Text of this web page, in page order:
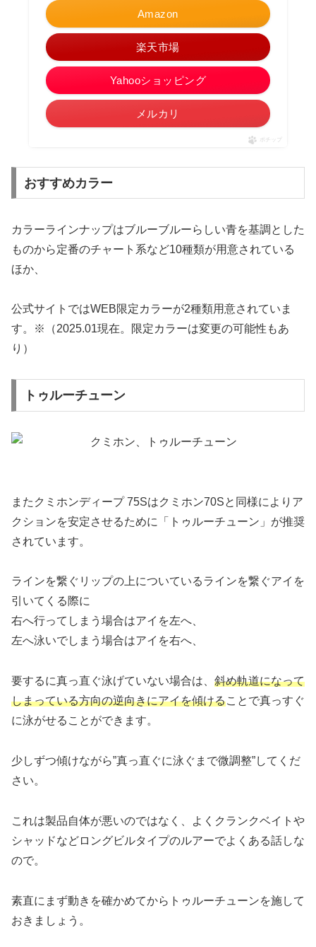
Amazon
楽天市場
Yahooショッピング
メルカリ
ポチップ
おすすめカラー
カラーラインナップはブルーブルーらしい青を基調とした
ものから定番のチャート系など10種類が用意されている
ほか、
公式サイトではWEB限定カラーが2種類用意されていま
す。※（2025.01現在。限定カラーは変更の可能性もあ
り）
トゥルーチューン
またクミホンディープ 75Sはクミホン70Sと同様によりア
クションを安定させるために「トゥルーチューン」が推奨
されています。
ラインを繋ぐリップの上についているラインを繋ぐアイを
引いてくる際に
右へ行ってしまう場合はアイを左へ、
左へ泳いでしまう場合はアイを右へ、
要するに真っ直ぐ泳げていない場合は、 斜め軌道になって
しまっている方向の逆向きにアイを傾けることで真っすぐ
に泳がせることができます。
少しずつ傾けながら”真っ直ぐに泳ぐまで微調整”してくだ
さい。
これは製品自体が悪いのではなく、よくクランクベイトや
シャッドなどロングビルタイプのルアーでよくある話しな
ので。
素直にまず動きを確かめてからトゥルーチューンを施して
おきましょう。